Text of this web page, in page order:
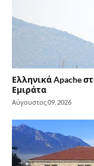
Ελληνικά Apache
Εμιράτα
Αύγουστος 09, 2026